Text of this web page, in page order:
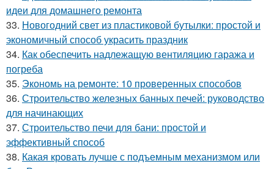
идеи для домашнего ремонта
33. Новогодний свет из пластиковой бутылки: простой и
экономичный способ украсить праздник
34. Как обеспечить надлежащую вентиляцию гаража и
погреба
35. Экономь на ремонте: 10 проверенных способов
36. Строительство железных банных печей: руководство
для начинающих
37. Строительство печи для бани: простой и
эффективный способ
38. Какая кровать лучше с подъемным механизмом или